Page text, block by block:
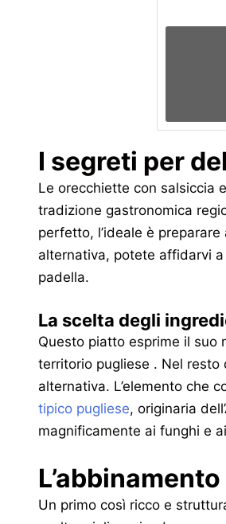
I segreti per
Le orecchiette con salsiccia
tradizione gastronomica
perfetto, l’ideale è preparare
alternativa, potete affidarvi
padella.
La scelta degli
Questo piatto esprime il suo
territorio pugliese . Nel resto
alternativa. L’elemento che
tipico pugliese, originaria
magnificamente ai funghi e
Un primo così ricco e